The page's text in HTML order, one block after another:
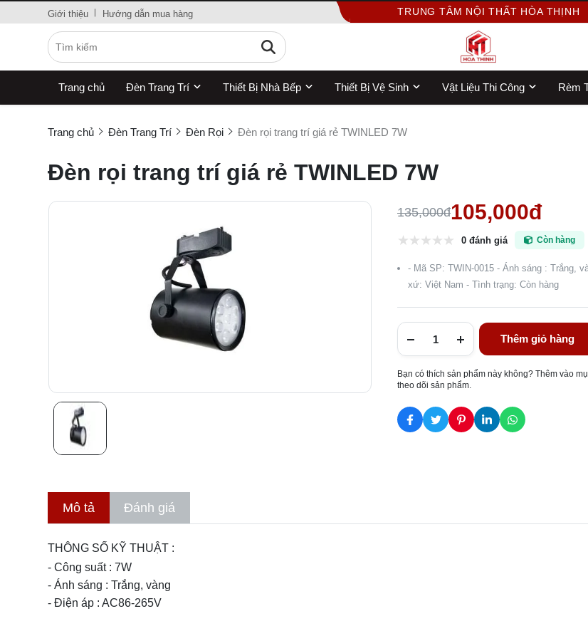
Giới thiệu Hướng dẫn mua hàng TRUNG TÂM NỘI THẤT HÒA THỊNH
Trang chủ Đèn Trang Trí Thiết Bị Nhà Bếp Thiết Bị Vệ Sinh Vật Liệu Thi Công Rèm
Trang chủ Đèn Trang Trí Đèn Rọi Đèn rọi trang trí giá rẻ TWINLED 7W
Đèn rọi trang trí giá rẻ TWINLED 7W
135,000đ105,000đ
0 đánh giá Còn hàng
- Mã SP: TWIN-0015 - Ánh sáng : Trắng,
xứ: Việt Nam - Tình trạng: Còn hàng
Thêm giỏ hàng
Bạn có thích sản phẩm này không? Thêm vào
theo dõi sản phẩm.
Mô tả Đánh giá
THÔNG SỐ KỸ THUẬT :
- Công suất : 7W
- Ánh sáng : Trắng, vàng
- Điện áp : AC86-265V